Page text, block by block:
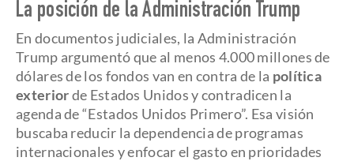
La posición de la Administración Trump
En documentos judiciales, la Administración
Trump argumentó que al menos 4.000 millones de
dólares de los fondos van en contra de la política
exteriorde Estados Unidos y contradicen la
agenda de “Estados Unidos Primero”. Esa visión
buscaba reducir la dependencia de programas
internacionales y enfocar el gasto en prioridades